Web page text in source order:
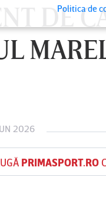
DE
2026
PRIMASPORT.RO
Vs
Politica de